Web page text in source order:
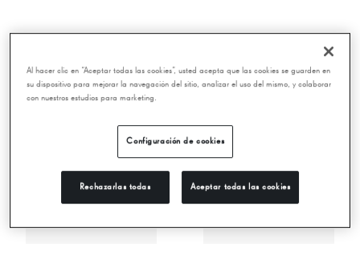
Novedades
Al hacer clic en “Aceptar todas las cookies”, usted acepta que las cookies se guarden en
su dispositivo para mejorar la navegación del sitio, analizar el uso del mismo, y colaborar
con nuestros estudios para marketing.
Configuración de cookies
Rechazarlas todas Aceptar todas las cookies